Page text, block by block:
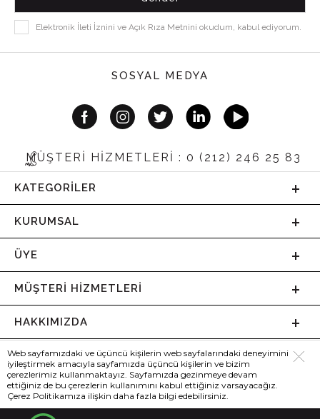
Elektronik İleti İznini ve Açık Rıza Metnini okudum, kabul ediyorum.
SOSYAL MEDYA
MÜŞTERİ HİZMETLERİ : 0 (212) 246 25 83
KATEGORILER
KURUMSAL
ÜYE
MÜŞTERI HIZMETLERI
HAKKIMIZDA
Web sayfamızdaki ve üçüncü kişilerin web sayfalarındaki deneyimini
iyileştirmek amacıyla sayfamızda üçüncü kişilerin ve bizim
çerezlerimiz kullanmaktayız. Sayfamızda gezinmeye devam
ettiğiniz de bu çerezlerin kullanımını kabul ettiğiniz varsayacağız.
Çerez Politikamıza ilişkin daha fazla bilgi edebilirsiniz.